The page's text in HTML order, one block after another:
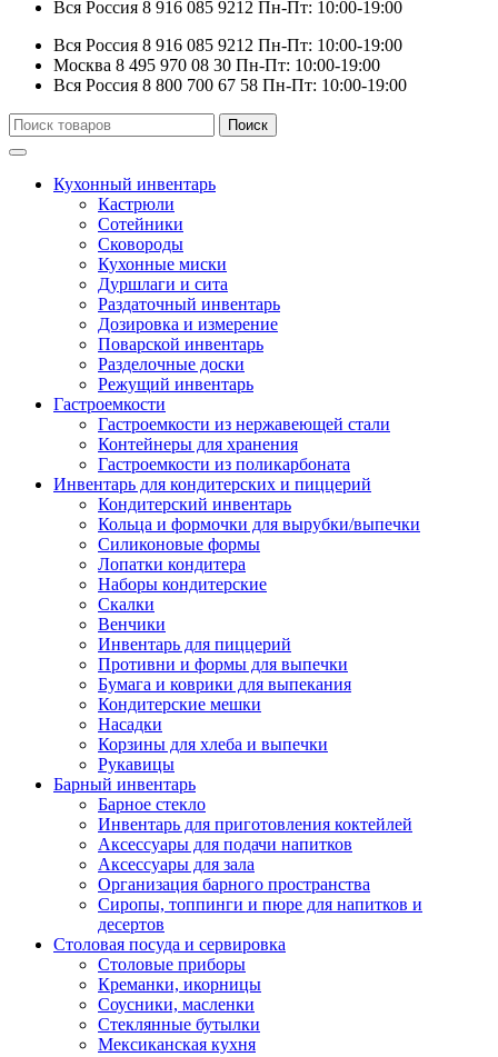
Вся Россия 8 916 085 9212 Пн-Пт: 10:00-19:00
Вся Россия 8 916 085 9212 Пн-Пт: 10:00-19:00
Москва 8 495 970 08 30 Пн-Пт: 10:00-19:00
Вся Россия 8 800 700 67 58 Пн-Пт: 10:00-19:00
Искать:
Поиск
Кухонный инвентарь
Кастрюли
Сотейники
Сковороды
Кухонные миски
Дуршлаги и сита
Раздаточный инвентарь
Дозировка и измерение
Поварской инвентарь
Разделочные доски
Режущий инвентарь
Гастроемкости
Гастроемкости из нержавеющей стали
Контейнеры для хранения
Гастроемкости из поликарбоната
Инвентарь для кондитерских и пиццерий
Кондитерский инвентарь
Кольца и формочки для вырубки/выпечки
Силиконовые формы
Лопатки кондитера
Наборы кондитерские
Скалки
Венчики
Инвентарь для пиццерий
Противни и формы для выпечки
Бумага и коврики для выпекания
Кондитерские мешки
Насадки
Корзины для хлеба и выпечки
Рукавицы
Барный инвентарь
Барное стекло
Инвентарь для приготовления коктейлей
Аксессуары для подачи напитков
Аксессуары для зала
Организация барного пространства
Сиропы, топпинги и пюре для напитков и
десертов
Столовая посуда и сервировка
Столовые приборы
Креманки, икорницы
Соусники, масленки
Стеклянные бутылки
Мексиканская кухня